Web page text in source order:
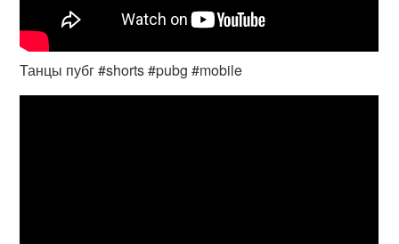
Танцы пубг #shorts #pubg #mobile